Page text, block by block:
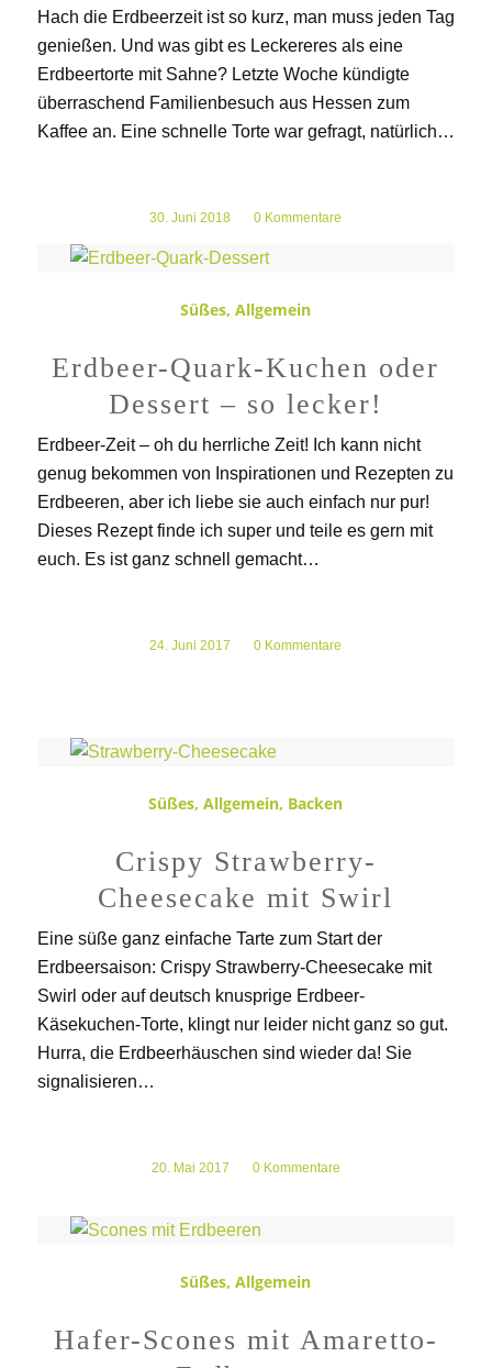
Hach die Erdbeerzeit ist so kurz, man muss jeden Tag
genießen. Und was gibt es Leckereres als eine
Erdbeertorte mit Sahne? Letzte Woche kündigte
überraschend Familienbesuch aus Hessen zum
Kaffee an. Eine schnelle Torte war gefragt, natürlich…
30. Juni 2018
/ 0 Kommentare
Süßes,Allgemein
Erdbeer-Quark-Kuchen oder
Dessert – so lecker!
Erdbeer-Zeit – oh du herrliche Zeit! Ich kann nicht
genug bekommen von Inspirationen und Rezepten zu
Erdbeeren, aber ich liebe sie auch einfach nur pur!
Dieses Rezept finde ich super und teile es gern mit
euch. Es ist ganz schnell gemacht…
24. Juni 2017
/ 0 Kommentare
Süßes,Allgemein, Backen
Crispy Strawberry-
Cheesecake mit Swirl
Eine süße ganz einfache Tarte zum Start der
Erdbeersaison: Crispy Strawberry-Cheesecake mit
Swirl oder auf deutsch knusprige Erdbeer-
Käsekuchen-Torte, klingt nur leider nicht ganz so gut.
Hurra, die Erdbeerhäuschen sind wieder da! Sie
signalisieren…
20. Mai 2017 0 Kommentare
Süßes,Allgemein
Hafer-Scones mit Amaretto-